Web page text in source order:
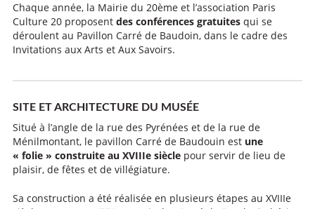
Chaque année, la Mairie du 20ème et l’association Paris
Culture 20 proposent des conférences gratuites qui se
déroulent au Pavillon Carré de Baudoin, dans le cadre des
Invitations aux Arts et Aux Savoirs.
SITE ET ARCHITECTURE DU MUSÉE
Situé à l’angle de la rue des Pyrénées et de la rue de
Ménilmontant, le pavillon Carré de Baudouin est une
« folie » construite au XVIIIe siècle pour servir de lieu de
plaisir, de fêtes et de villégiature.
Sa construction a été réalisée en plusieurs étapes au XVIIIe